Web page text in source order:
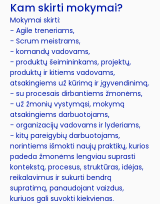
Kam skirti mokymai?
Mokymai skirti:
- Agile treneriams,
- Scrum meistrams,
- komandų vadovams,
- produktų šeimininkams, projektų,
produktų ir kitiems vadovams,
atsakingiems už kūrimą ir įgyvendinimą,
- su procesais dirbantiems žmonėms,
- už žmonių vystymąsi, mokymą
atsakingiems darbuotojams,
- organizacijų vadovams ir lyderiams,
- kitų pareigybių darbuotojams,
norintiems išmokti naujų praktikų, kurios
padeda žmonėms lengviau suprasti
kontekstą, procesus, struktūras, idėjas,
reikalavimus ir sukurti bendrą
supratimą, panaudojant vaizdus, ​​
kuriuos gali suvokti kiekvienas.